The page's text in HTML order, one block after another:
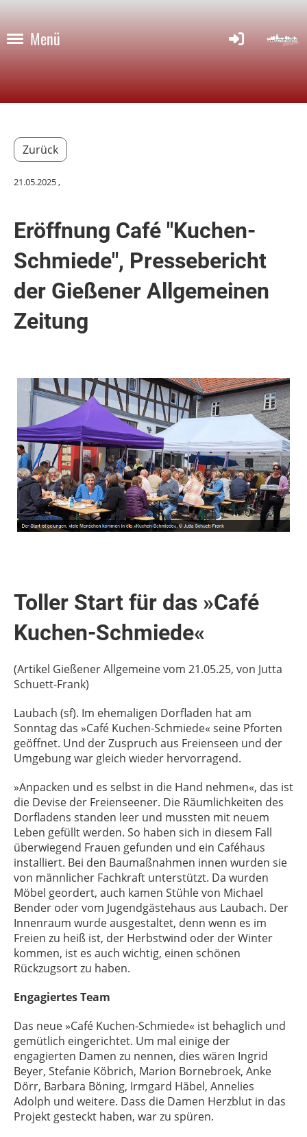
Menü
Zurück
21.05.2025,
Eröffnung Café "Kuchen-
Schmiede", Pressebericht
der Gießener Allgemeinen
Zeitung
Toller Start für das »Café
Kuchen-Schmiede«
(Artikel Gießener Allgemeine vom 21.05.25, von Jutta
Schuett-Frank)
Laubach (sf). Im ehemaligen Dorfladen hat am
Sonntag das »Café Kuchen-Schmiede« seine Pforten
geöffnet. Und der Zuspruch aus Freienseen und der
Umgebung war gleich wieder hervorragend.
»Anpacken und es selbst in die Hand nehmen«, das ist
die Devise der Freienseener. Die Räumlichkeiten des
Dorfladens standen leer und mussten mit neuem
Leben gefüllt werden. So haben sich in diesem Fall
überwiegend Frauen gefunden und ein Caféhaus
installiert. Bei den Baumaßnahmen innen wurden sie
von männlicher Fachkraft unterstützt. Da wurden
Möbel geordert, auch kamen Stühle von Michael
Bender oder vom Jugendgästehaus aus Laubach. Der
Innenraum wurde ausgestaltet, denn wenn es im
Freien zu heiß ist, der Herbstwind oder der Winter
kommen, ist es auch wichtig, einen schönen
Rückzugsort zu haben.
Engagiertes Team
Das neue »Café Kuchen-Schmiede« ist behaglich und
gemütlich eingerichtet. Um mal einige der
engagierten Damen zu nennen, dies wären Ingrid
Beyer, Stefanie Köbrich, Marion Bornebroek, Anke
Dörr, Barbara Böning, Irmgard Häbel, Annelies
Adolph und weitere. Dass die Damen Herzblut in das
Projekt gesteckt haben, war zu spüren.